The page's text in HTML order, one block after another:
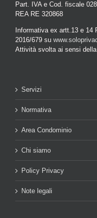
Part. IVA e Cod. fiscale
REA RE 320868
Informativa ex artt.13 e 14
2016/679 su
Attività svolta ai sensi
Servizi
Normativa
Area Condominio
Chi siamo
Policy Privacy
Note legali